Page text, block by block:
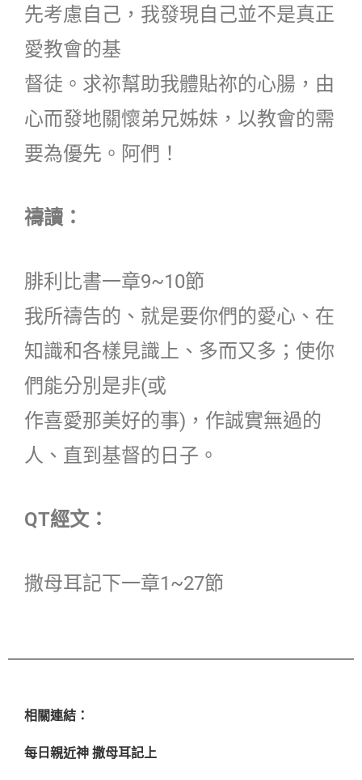
先考慮自己，我發現自己並不是真正
愛教會的基
督徒。求祢幫助我體貼祢的心腸，由
心而發地關懷弟兄姊妹，以教會的需
要為優先。阿們！
禱讀：
腓利比書一章9~10節
我所禱告的、就是要你們的愛心、在
知識和各樣見識上、多而又多；使你
們能分別是非(或
作喜愛那美好的事)，作誠實無過的
人、直到基督的日子。
QT經文：
撒母耳記下一章1~27節
相關連結：
每日親近神 撒母耳記上